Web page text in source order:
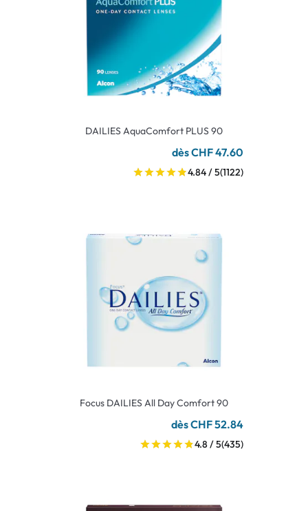
DAILIES AquaComfort PLUS 90
dès CHF 47.60
4.84 / 5(1122)
Focus DAILIES All Day Comfort 90
dès CHF 52.84
4.8 / 5(435)